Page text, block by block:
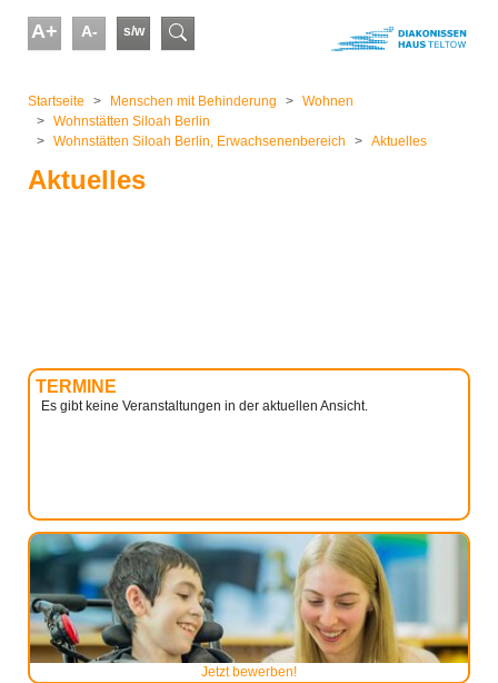
A+ A- s/w Suchformular
Startseite
Menschen mit Behinderung
Wohnen
Wohnstätten Siloah Berlin
Wohnstätten Siloah Berlin, Erwachsenenbereich
Aktuelles
Aktuelles
TERMINE
Es gibt keine Veranstaltungen in der aktuellen Ansicht.
Jetzt bewerben!